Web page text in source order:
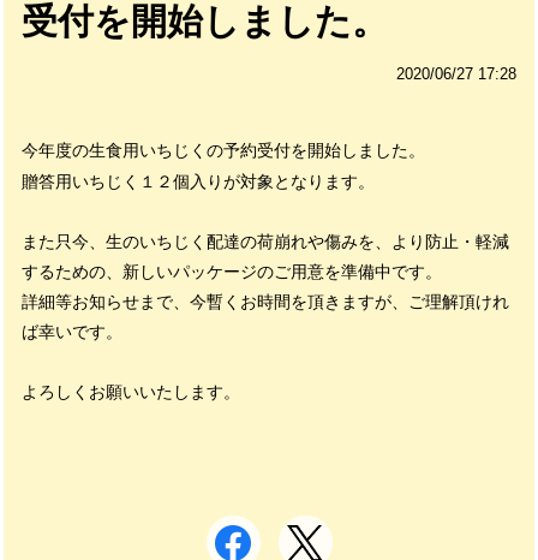
受付を開始しました。
2020/06/27 17:28
今年度の生食用いちじくの予約受付を開始しました。
贈答用いちじく１２個入りが対象となります。
また只今、生のいちじく配達の荷崩れや傷みを、より防止・軽減
するための、新しいパッケージのご用意を準備中です。
詳細等お知らせまで、今暫くお時間を頂きますが、ご理解頂けれ
ば幸いです。
よろしくお願いいたします。